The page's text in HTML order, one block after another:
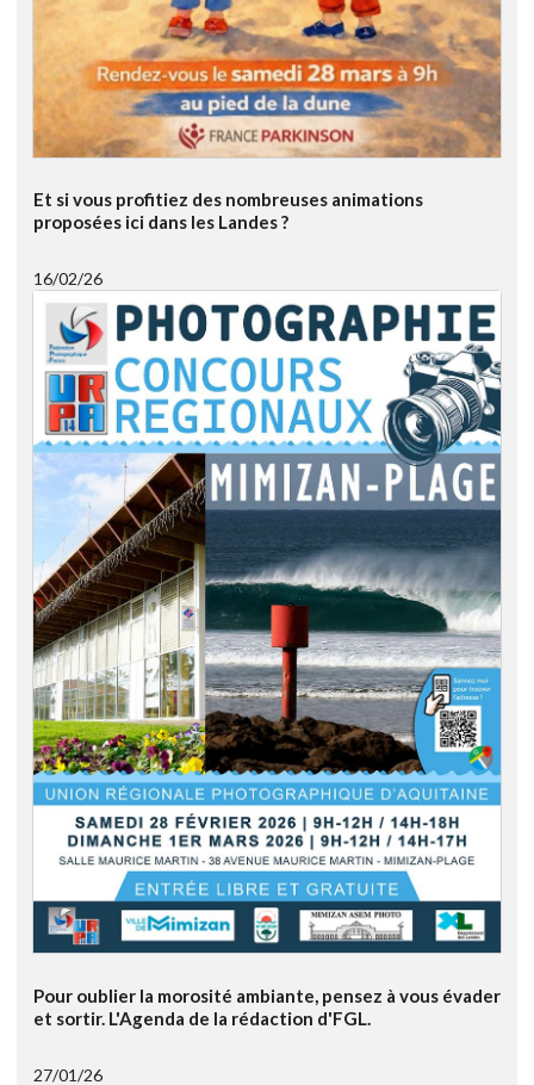
Et si vous profitiez des nombreuses animations
proposées ici dans les Landes ?
16/02/26
Pour oublier la morosité ambiante, pensez à vous évader
et sortir. L'Agenda de la rédaction d'FGL.
27/01/26